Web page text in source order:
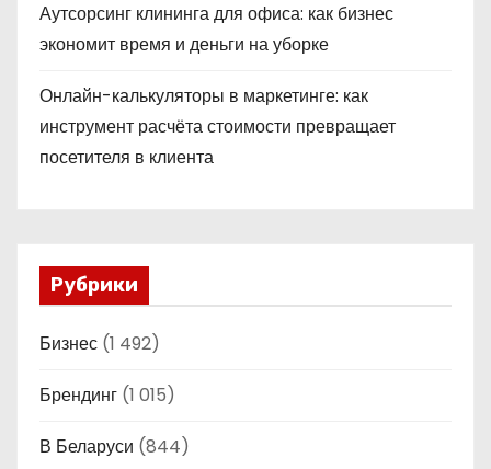
Аутсорсинг клининга для офиса: как бизнес
экономит время и деньги на уборке
Онлайн-калькуляторы в маркетинге: как
инструмент расчёта стоимости превращает
посетителя в клиента
Рубрики
Бизнес (1 492)
Брендинг (1 015)
В Беларуси (844)